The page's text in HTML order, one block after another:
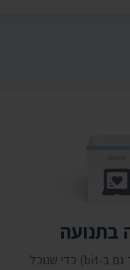
בתנועה
תמכו בנו (אפשר גם ב-bit) כדי שנוכל